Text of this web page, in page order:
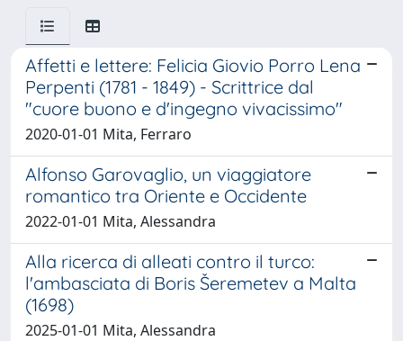
Affetti e lettere: Felicia Giovio Porro Lena
Perpenti (1781 - 1849) - Scrittrice dal
"cuore buono e d'ingegno vivacissimo"
2020-01-01 Mita, Ferraro
Alfonso Garovaglio, un viaggiatore
romantico tra Oriente e Occidente
2022-01-01 Mita, Alessandra
Alla ricerca di alleati contro il turco:
l'ambasciata di Boris Šeremetev a Malta
(1698)
2025-01-01 Mita, Alessandra